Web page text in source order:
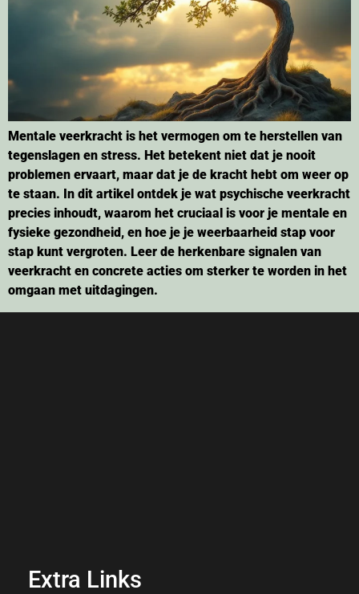
Mentale veerkracht is het vermogen om te herstellen van
tegenslagen en stress. Het betekent niet dat je nooit
problemen ervaart, maar dat je de kracht hebt om weer op
te staan. In dit artikel ontdek je wat psychische veerkracht
precies inhoudt, waarom het cruciaal is voor je mentale en
fysieke gezondheid, en hoe je je weerbaarheid stap voor
stap kunt vergroten. Leer de herkenbare signalen van
veerkracht en concrete acties om sterker te worden in het
omgaan met uitdagingen.
Extra Links